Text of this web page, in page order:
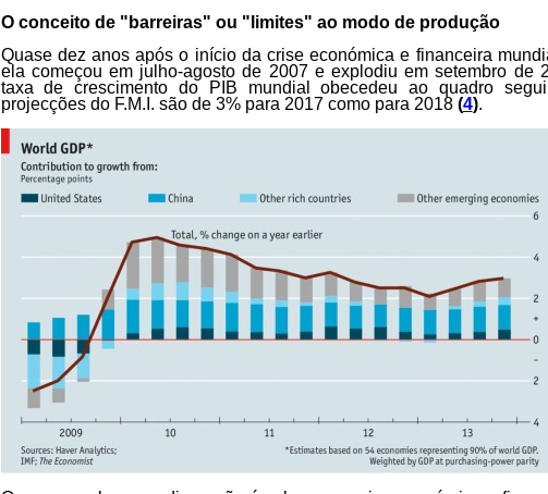
O conceito de "barreiras" ou "limites" ao modo de produção
Quase dez anos após o início da crise económica e financeira
ela começou em julho-agosto de 2007 e explodiu em setembro de
taxa de crescimento do PIB mundial obecedeu ao quadro
projecções do F.M.I. são de 3% para 2017 como para 2018 (4).